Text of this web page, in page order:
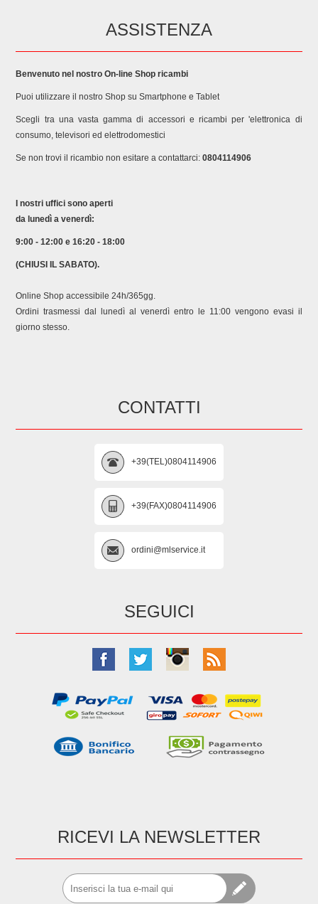
ASSISTENZA
Benvenuto nel nostro On-line Shop ricambi
Puoi utilizzare il nostro Shop su Smartphone e Tablet
Scegli tra una vasta gamma di accessori e ricambi per 'elettronica di
consumo, televisori ed elettrodomestici
Se non trovi il ricambio non esitare a contattarci:0804114906
I nostri uffici sono aperti
da lunedì a venerdì:
9:00 - 12:00 e 16:20 - 18:00
(CHIUSI IL SABATO).
Online Shop accessibile 24h/365gg.
Ordini trasmessi dal lunedì al venerdì entro le 11:00 vengono evasi il
giorno stesso.
CONTATTI
+39(TEL)0804114906
+39(FAX)0804114906
ordini@mlservice.it
SEGUICI
RICEVI LA NEWSLETTER